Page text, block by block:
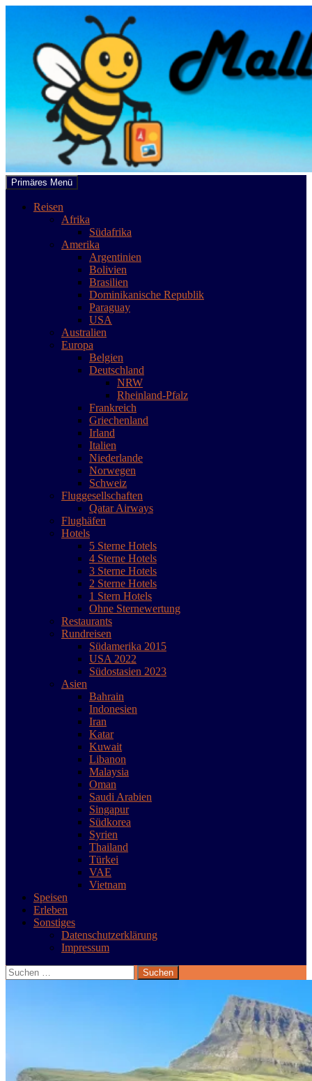
mallobee.com
Suchen
Primäres Menü
Reisen
Afrika
Südafrika
Amerika
Argentinien
Bolivien
Brasilien
Dominikanische Republik
Paraguay
USA
Australien
Europa
Belgien
Deutschland
NRW
Rheinland-Pfalz
Frankreich
Griechenland
Irland
Italien
Niederlande
Norwegen
Schweiz
Fluggesellschaften
Qatar Airways
Flughäfen
Hotels
5 Sterne Hotels
4 Sterne Hotels
3 Sterne Hotels
2 Sterne Hotels
1 Stern Hotels
Ohne Sternewertung
Restaurants
Rundreisen
Südamerika 2015
USA 2022
Südostasien 2023
Asien
Bahrain
Indonesien
Iran
Katar
Kuwait
Libanon
Malaysia
Oman
Saudi Arabien
Singapur
Südkorea
Syrien
Thailand
Türkei
VAE
Vietnam
Speisen
Erleben
Sonstiges
Datenschutzerklärung
Impressum
Suchen
nach: